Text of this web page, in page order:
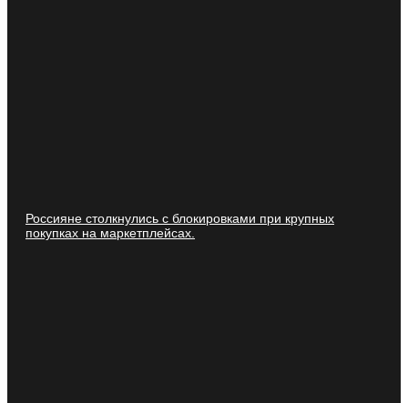
Россияне столкнулись с блокировками при крупных
покупках на маркетплейсах.